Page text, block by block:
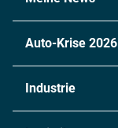
Auto-Krise 2026
Industrie